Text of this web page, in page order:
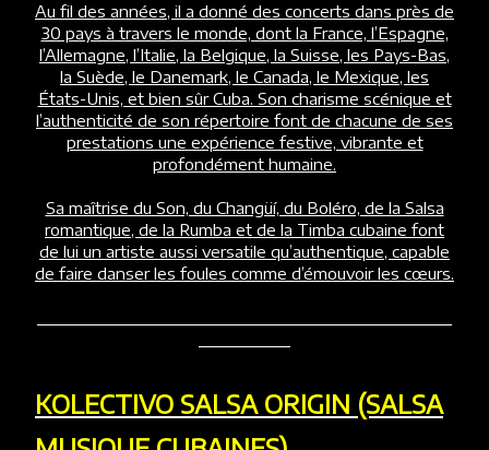
Au fil des années, il a donné des concerts dans près de
30 pays à travers le monde, dont la France, l’Espagne,
l’Allemagne, l’Italie, la Belgique, la Suisse, les Pays-Bas,
la Suède, le Danemark, le Canada, le Mexique, les
États-Unis, et bien sûr Cuba. Son charisme scénique et
l’authenticité de son répertoire font de chacune de ses
prestations une expérience festive, vibrante et
profondément humaine.
Sa maîtrise du Son, du Changüí, du Boléro, de la Salsa
romantique, de la Rumba et de la Timba cubaine font
de lui un artiste aussi versatile qu’authentique, capable
de faire danser les foules comme d’émouvoir les cœurs.
KOLECTIVO SALSA ORIGIN (SALSA